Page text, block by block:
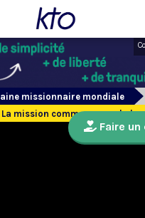
missionnaire mondiale
mission commence par la
Faire un